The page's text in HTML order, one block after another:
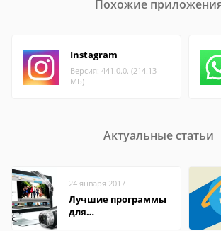
Похожие
Instagram
Версия: 441.0.0. (214.13
МБ)
Актуальные статьи
24 января 2017
Лучшие программы
для